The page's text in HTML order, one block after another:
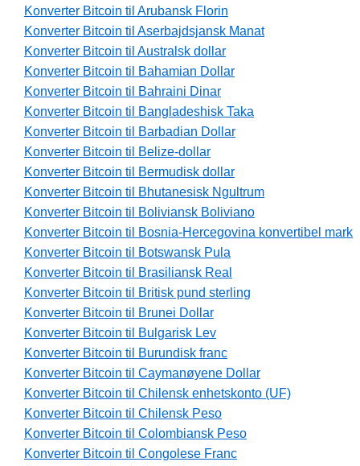
Konverter Bitcoin til Arubansk Florin
Konverter Bitcoin til Aserbajdsjansk Manat
Konverter Bitcoin til Australsk dollar
Konverter Bitcoin til Bahamian Dollar
Konverter Bitcoin til Bahraini Dinar
Konverter Bitcoin til Bangladeshisk Taka
Konverter Bitcoin til Barbadian Dollar
Konverter Bitcoin til Belize-dollar
Konverter Bitcoin til Bermudisk dollar
Konverter Bitcoin til Bhutanesisk Ngultrum
Konverter Bitcoin til Boliviansk Boliviano
Konverter Bitcoin til Bosnia-Hercegovina konvertibel mark
Konverter Bitcoin til Botswansk Pula
Konverter Bitcoin til Brasiliansk Real
Konverter Bitcoin til Britisk pund sterling
Konverter Bitcoin til Brunei Dollar
Konverter Bitcoin til Bulgarisk Lev
Konverter Bitcoin til Burundisk franc
Konverter Bitcoin til Caymanøyene Dollar
Konverter Bitcoin til Chilensk enhetskonto (UF)
Konverter Bitcoin til Chilensk Peso
Konverter Bitcoin til Colombiansk Peso
Konverter Bitcoin til Congolese Franc